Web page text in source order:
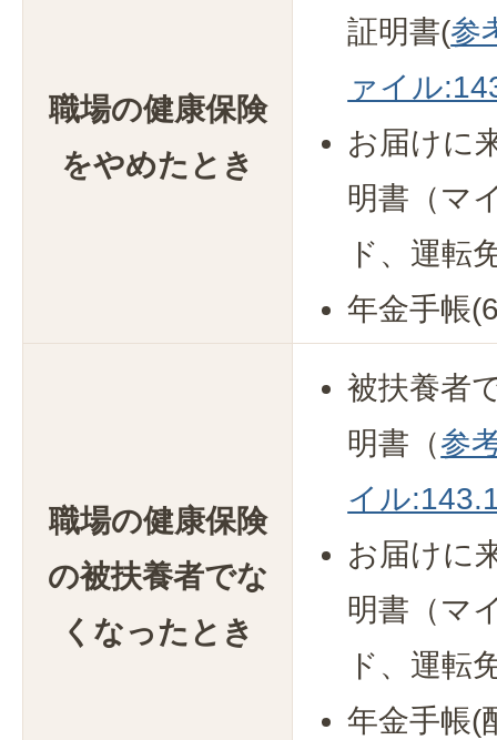
職場の健康保険
をやめたとき
証明書(参
ァイル
お届けに
明書（マ
ド、運転
年金手帳
職場の健康保険
の被扶養者でな
くなったとき
被扶養者
明書（参
イル
お届けに
明書（マ
ド、運転
年金手帳(